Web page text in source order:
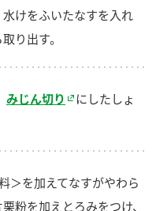
けをふいたなすを入れ
り出す。
みじん切り
にしたしょ
＞を加えてなすがやわら
粉を加えとろみをつけ、